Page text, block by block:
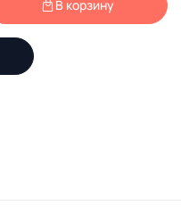
В корзину